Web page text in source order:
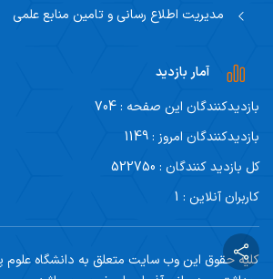
مدیریت اطلاع رسانی و تامین منابع علمی
آمار بازدید
بازدیدکنندگان این صفحه : 704
بازدیدکنندگان امروز : 1149
کل بازدید کنندگان : 522750
کاربران آنلاین : 1
کلیه حقوق این وب سایت متعلق به دانشگاه